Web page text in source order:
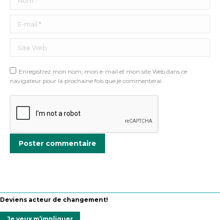
Enregistrez mon nom, mon e-mail et mon site Web dans ce
navigateur pour la prochaine fois que je commenterai.
Poster commentaire
Deviens acteur de changement!